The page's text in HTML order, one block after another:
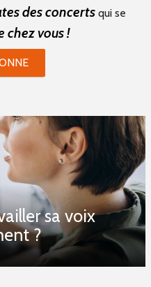
des concertsqui se
chez vous !
sa voix
?